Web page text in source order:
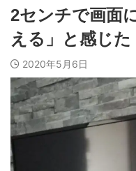
2センチで画面
える」と感じた
2020年5月6日